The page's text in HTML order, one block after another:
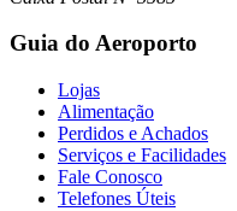
Guia do Aeroporto
Lojas
Alimentação
Perdidos e Achados
Serviços e Facilidades
Fale Conosco
Telefones Úteis